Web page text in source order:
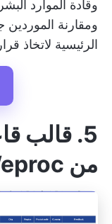
وقادة الموارد
ومقارنة الموردين
الرئيسية لاتخاذ
5. قالب
من Weproc